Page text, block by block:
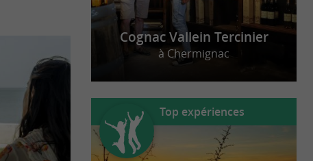
Cognac Vallein Tercinier
à Chermignac
Top expériences